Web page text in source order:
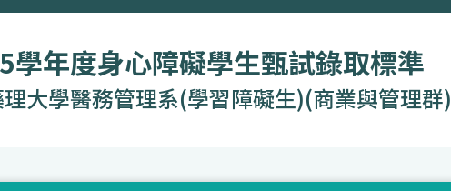
學年度身心障礙學生甄試錄取標準
大學醫務管理系(學習障礙生)(商業與管理群)